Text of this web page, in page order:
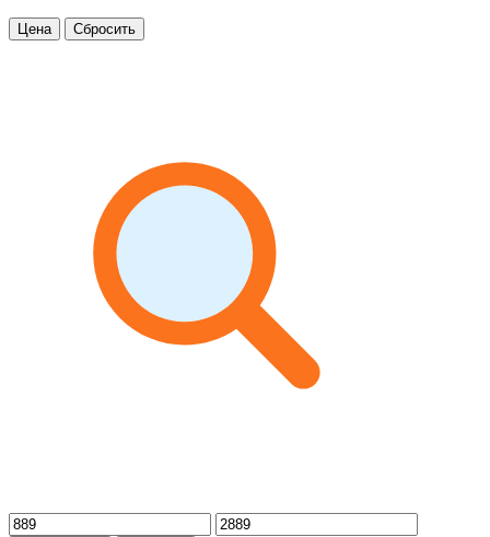
Цена Сбросить